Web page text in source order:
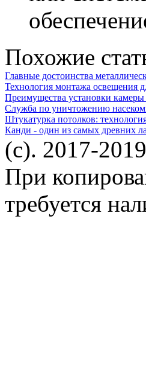
Похожие
Главные достоинства
Технология монтажа освещения
Преимущества установки камеры
Служба по уничтожению
Штукатурка потолков:
Канди - один из самых древних
(c). 2017-
При
требуется